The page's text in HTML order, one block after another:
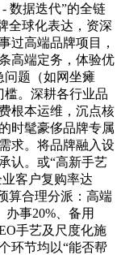
数据迭代”的全链
全球化表达，资深
过高端品牌项目，
高端定务，体验优
问题（如网坐瘫
。深耕各行业品
根本运维，沉点核
时髦豪侈品牌专属
求。将品牌融入设
认。或“高新手艺
客户复购率达
算合理分派：高端
办事20%、备用
手艺及尺度化施
环节均以“能否帮